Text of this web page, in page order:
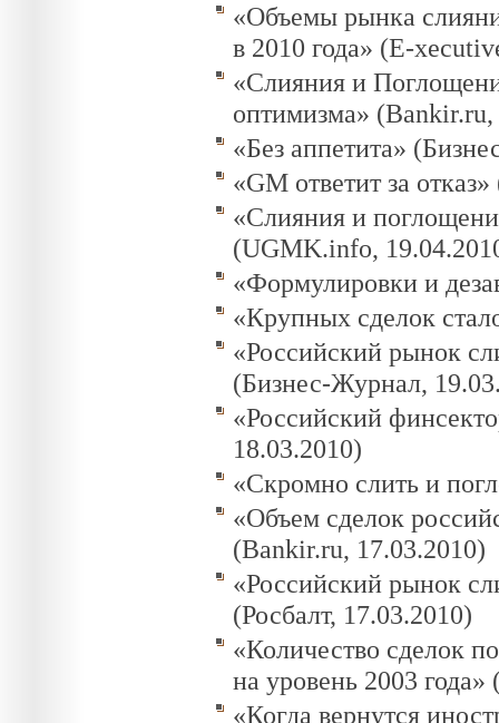
«Объемы рынка
в 2010 года» (E-
«Слияния и
оптимизма»
«Без аппетита»
«GM ответит за
«Слияния и
(UGMK.info,
«Формулировки и
«Крупных сделок
«Российский рынок
(Бизнес-Журнал,
«Российский
18.03.2010)
«Скромно слить и
«Объем сделок
(Bankir.ru, 17.03.2010)
«Российский рынок
(Росбалт, 17.03.2010)
«Количество сделок
на уровень 2003
«Когда вернутся